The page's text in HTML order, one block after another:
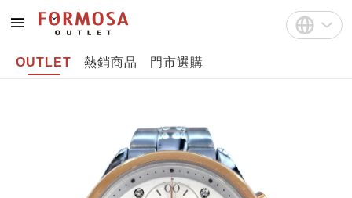
註冊
Tiếng Việt
OUTLET 熱銷商品 門市選購